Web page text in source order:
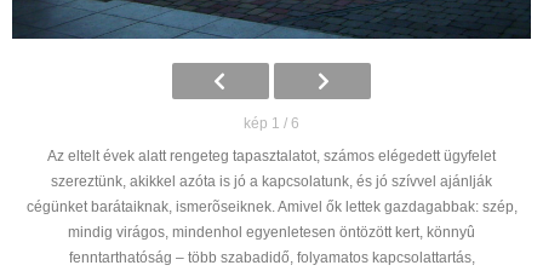
kép 1 / 6
Az eltelt évek alatt rengeteg tapasztalatot, számos elégedett ügyfelet
szereztünk, akikkel azóta is jó a kapcsolatunk, és jó szívvel ajánlják
cégünket barátaiknak, ismerõseiknek. Amivel ők lettek gazdagabbak: szép,
mindig virágos, mindenhol egyenletesen öntözött kert, könnyû
fenntarthatóság – több szabadidő, folyamatos kapcsolattartás,